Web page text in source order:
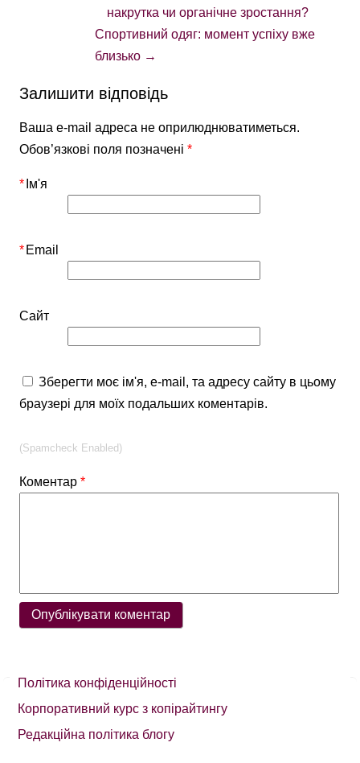
накрутка чи органічне зростання?
Спортивний одяг: момент успіху вже
близько →
Залишити відповідь
Ваша e-mail адреса не оприлюднюватиметься.
Обов’язкові поля позначені*
Коментар*
Ім'я
*
Email
*
Сайт
Зберегти моє ім'я, e-mail, та адресу сайту в цьому
браузері для моїх подальших коментарів.
(Spamcheck Enabled)
Політика конфіденційності
Корпоративний курс з копірайтингу
Редакційна політика блогу